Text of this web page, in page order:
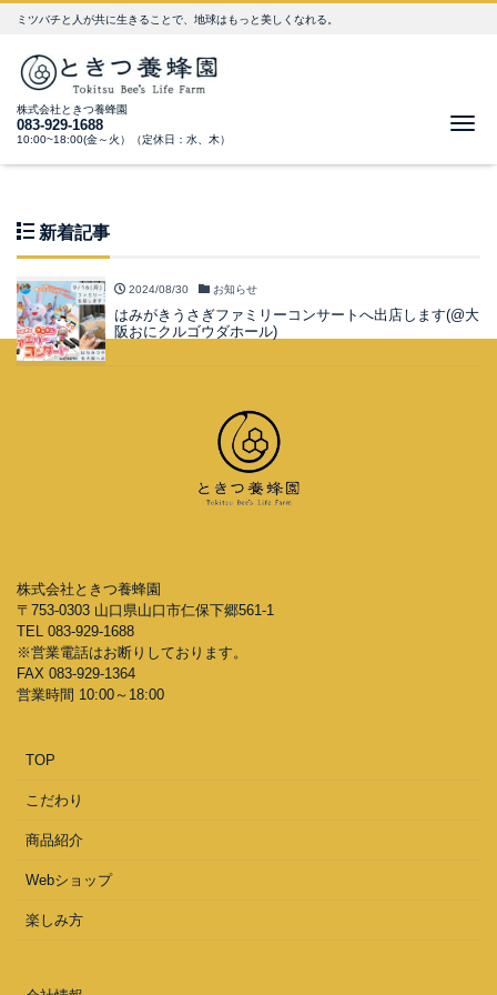
ミツバチと人が共に生きることで、地球はもっと美しくなれる。
株式会社ときつ養蜂園
083-929-1688
10:00~18:00(金～火）（定休日：水、木）
新着記事
2024/08/30 お知らせ
はみがきうさぎファミリーコンサートへ出店します(@大
阪おにクルゴウダホール)
株式会社ときつ養蜂園
〒753-0303 山口県山口市仁保下郷561-1
TEL 083-929-1688
※営業電話はお断りしております。
FAX 083-929-1364
営業時間 10:00～18:00
TOP
こだわり
商品紹介
Webショップ
楽しみ方